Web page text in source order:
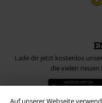
Auf unserer Webseite
Lade dir jetzt kostenlos
die vielen